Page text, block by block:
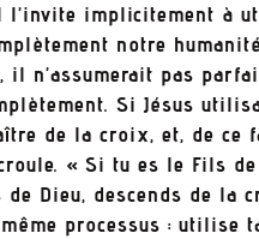
l’invite implicitement à
notre
n’assumerait pas
Si Jésus
de la croix, et, de ce
« Si tu es le Fils
Dieu, descends de la
processus :